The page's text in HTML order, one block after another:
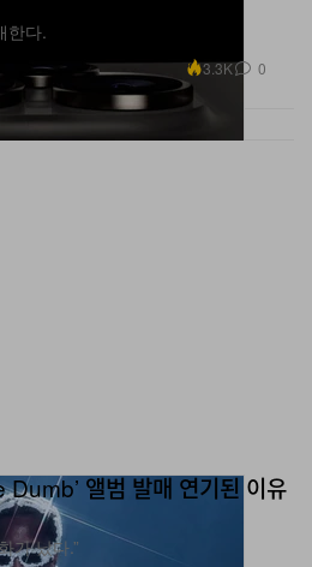
한다.
3.3K 0
Dumb’ 앨범 발매 연기된 이유
가 났다.”